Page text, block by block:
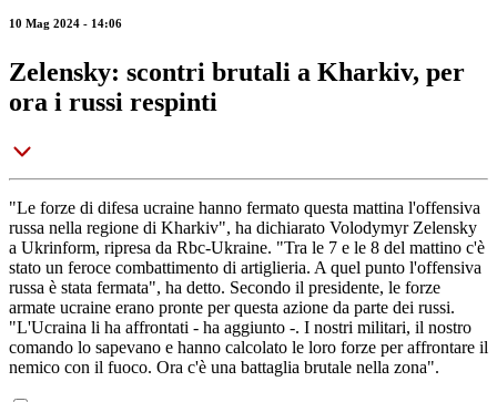
10 Mag 2024 - 14:06
Zelensky: scontri brutali a Kharkiv, per
ora i russi respinti
"Le forze di difesa ucraine hanno fermato questa mattina l'offensiva
russa nella regione di Kharkiv", ha dichiarato Volodymyr Zelensky
a Ukrinform, ripresa da Rbc-Ukraine. "Tra le 7 e le 8 del mattino c'è
stato un feroce combattimento di artiglieria. A quel punto l'offensiva
russa è stata fermata", ha detto. Secondo il presidente, le forze
armate ucraine erano pronte per questa azione da parte dei russi.
"L'Ucraina li ha affrontati - ha aggiunto -. I nostri militari, il nostro
comando lo sapevano e hanno calcolato le loro forze per affrontare il
nemico con il fuoco. Ora c'è una battaglia brutale nella zona".